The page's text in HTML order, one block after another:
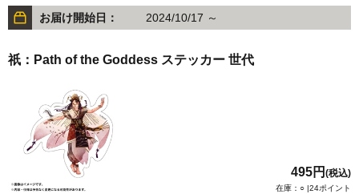
お届け開始日： 2024/10/17 ～
祇：Path of the Goddess ステッカー 世代
495円 (税込)
在庫：○ |24ポイント